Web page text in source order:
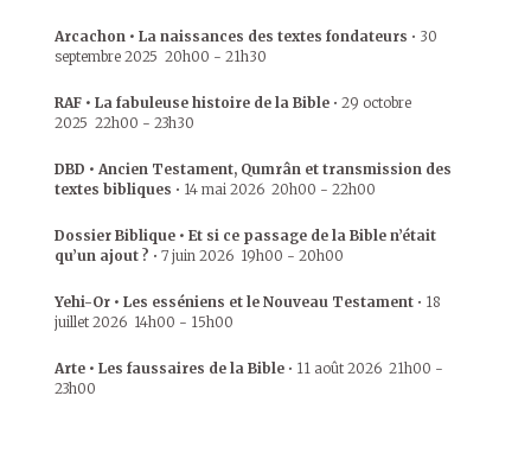
Arcachon • La naissances des textes fondateurs • 30
septembre 2025 20h00 - 21h30
RAF • La fabuleuse histoire de la Bible • 29 octobre
2025 22h00 - 23h30
DBD • Ancien Testament, Qumrân et transmission des
textes bibliques • 14 mai 2026 20h00 - 22h00
Dossier Biblique • Et si ce passage de la Bible n’était
qu’un ajout ? • 7 juin 2026 19h00 - 20h00
Yehi-Or • Les esséniens et le Nouveau Testament • 18
juillet 2026 14h00 - 15h00
Arte • Les faussaires de la Bible • 11 août 2026 21h00 -
23h00